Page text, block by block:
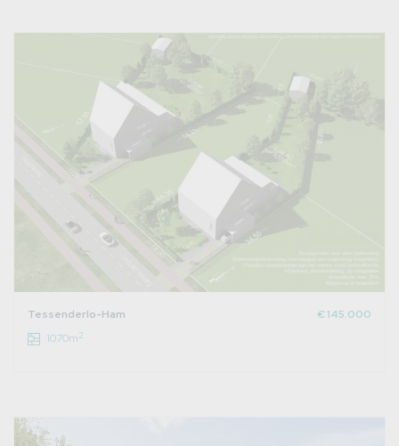
Tessenderlo-Ham
€ 145.000
1070m2